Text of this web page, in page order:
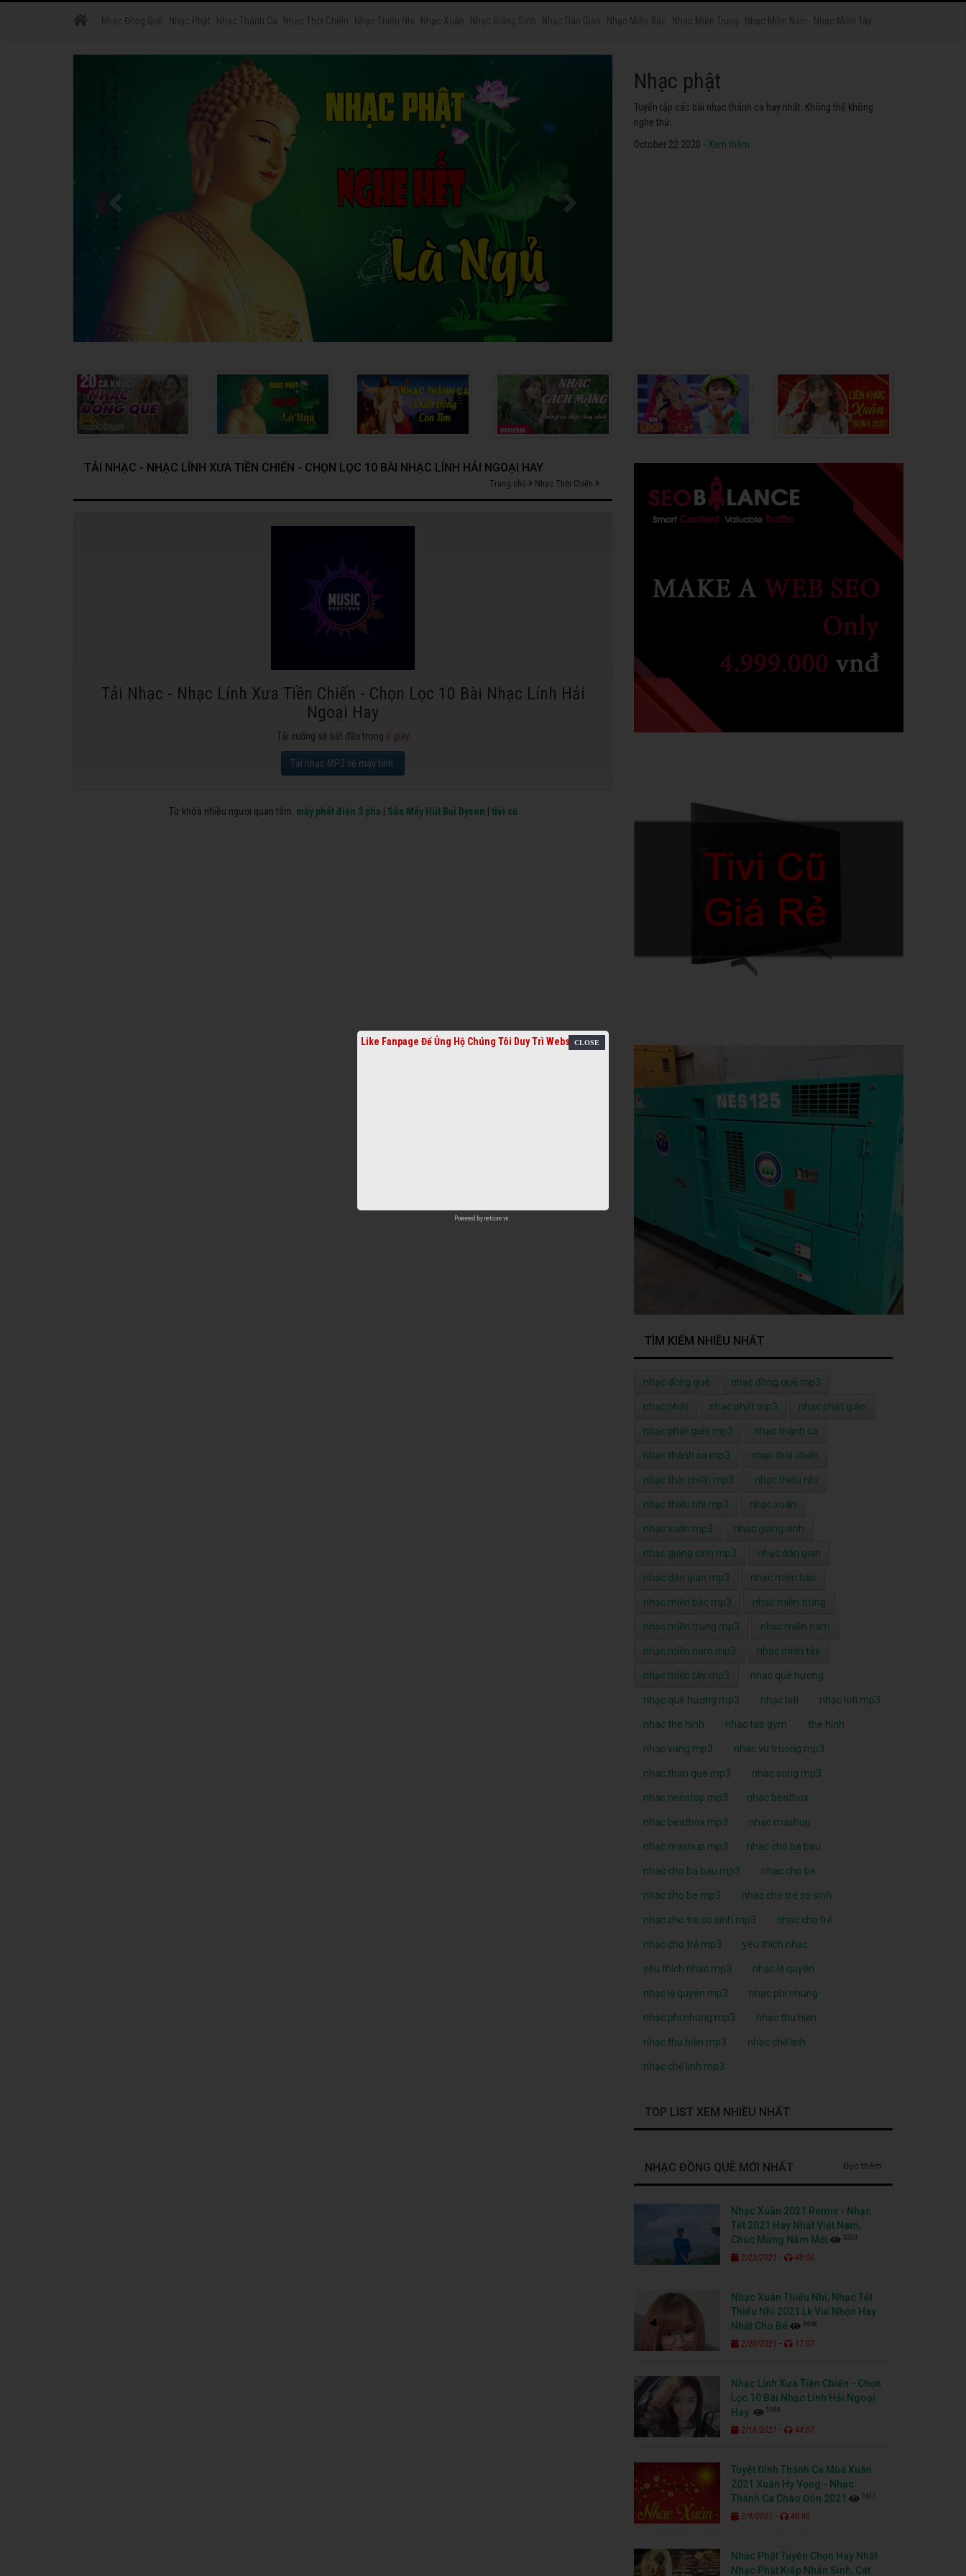
Nhạc Đồng Quê Nhạc Phật Nhạc Thánh Ca Nhạc Thời Chiến Nhạc Thiếu Nhi Nhạc Xuân Nhạc Giáng Sinh Nhạc Dân Gian Nhạc Miền Bắc Nhạc Miền Trung Nhạc Miền Nam Nhạc Miền Tây
Nhạc phật
Tuyển tập các bài nhạc thánh ca hay nhất. Không thể không
nghe thử.
October 22 2020 - Xem thêm
TẢI NHẠC - NHẠC LÍNH XƯA TIỀN CHIẾN - CHỌN LỌC 10 BÀI NHẠC LÍNH HẢI NGOẠI HAY
Trang chủ Nhạc Thời Chiến
Tải Nhạc - Nhạc Lính Xưa Tiền Chiến - Chọn Lọc 10 Bài Nhạc Lính Hải
Ngoại Hay
Tải xuống sẽ bắt đầu trong 0 giây
Tải nhạc MP3 về máy tính.
Từ khóa nhiều người quan tâm: máy phát điện 3 pha Sửa Máy Hút Bụi Dyson tivi cũ
TÌM KIẾM NHIỀU NHẤT
nhạc đồng quê nhạc đồng quê mp3
nhạc phật nhạc phật mp3 nhạc phật giáo
nhạc phật giáo mp3 nhạc thánh ca
nhạc thánh ca mp3 nhạc thời chiến
nhạc thời chiến mp3 nhạc thiếu nhi
nhạc thiếu nhi mp3 nhạc xuân
nhạc xuân mp3 nhạc giáng sinh
nhạc giáng sinh mp3 nhạc dân gian
nhạc dân gian mp3 nhạc miền bắc
nhạc miền bắc mp3 nhạc miền trung
nhạc miền trung mp3 nhạc miền nam
nhạc miền nam mp3 nhạc miền tây
nhạc miền tây mp3 nhạc quê hương
nhạc quê hương mp3 nhạc lofi nhạc lofi mp3
nhac the hinh nhac tap gym the hinh
nhac vang mp3 nhac vu truong mp3
nhac thon que mp3 nhac song mp3
nhac nonstop mp3 nhac beatbox
nhac beatbox mp3 nhạc mashup
nhạc mashup mp3 nhac cho ba bau
nhac cho ba bau mp3 nhac cho be
nhac cho be mp3 nhac cho tre so sinh
nhac cho tre so sinh mp3 nhạc cho trẻ
nhạc cho trẻ mp3 yêu thích nhạc
yêu thích nhạc mp3 nhạc lệ quyên
nhạc lệ quyên mp3 nhạc phi nhung
nhạc phi nhung mp3 nhạc thu hiền
nhạc thu hiền mp3 nhạc chế linh
nhạc chế linh mp3
TOP LIST XEM NHIỀU NHẤT
NHẠC ĐỒNG QUÊ MỚI NHẤT Đọc thêm
Nhạc Xuân 2021 Remix - Nhạc
Tết 2021 Hay Nhất Việt Nam,
Chúc Mừng Năm Mới
3320
2/23/2021 - 40:00
Nhạc Xuân Thiếu Nhi, Nhạc Tết
Thiếu Nhi 2021 Lk Vui Nhộn Hay
Nhất Cho Bé
3668
2/20/2021 - 17:07
Nhạc Lính Xưa Tiền Chiến - Chọn
Lọc 10 Bài Nhạc Lính Hải Ngoại
Hay
5590
2/18/2021 - 44:07
Tuyệt Đỉnh Thánh Ca Mùa Xuân
2021 Xuân Hy Vọng - Nhạc
Thánh Ca Chào Đón 2021
3613
2/9/2021 - 40:00
Nhạc Phật Tuyển Chọn Hay Nhất
Nhạc Phật Kiếp Nhân Sinh, Cát
Like Fanpage Để Ủng Hộ Chúng Tôi Duy Trì Website
Powered by netcore.vn